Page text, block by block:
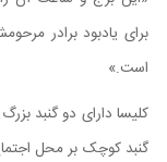
است.»
کلیسا دارای دو گنبد
گنبد کوچک بر محل